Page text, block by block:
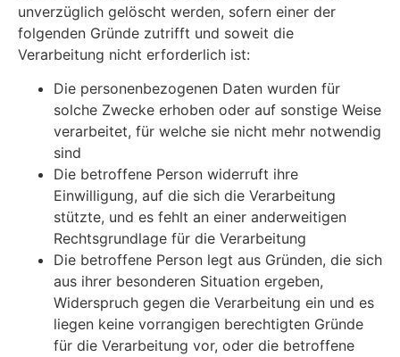
unverzüglich gelöscht werden, sofern einer der
folgenden Gründe zutrifft und soweit die
Verarbeitung nicht erforderlich ist:
Die personenbezogenen Daten wurden für
solche Zwecke erhoben oder auf sonstige Weise
verarbeitet, für welche sie nicht mehr notwendig
sind
Die betroffene Person widerruft ihre
Einwilligung, auf die sich die Verarbeitung
stützte, und es fehlt an einer anderweitigen
Rechtsgrundlage für die Verarbeitung
Die betroffene Person legt aus Gründen, die sich
aus ihrer besonderen Situation ergeben,
Widerspruch gegen die Verarbeitung ein und es
liegen keine vorrangigen berechtigten Gründe
für die Verarbeitung vor, oder die betroffene